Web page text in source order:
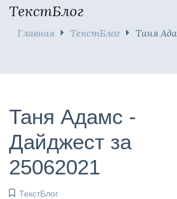
ТекстБлог
Главная ТекстБлог
Таня
Таня Адамс -
Дайджест за
25062021
ТекстБлог